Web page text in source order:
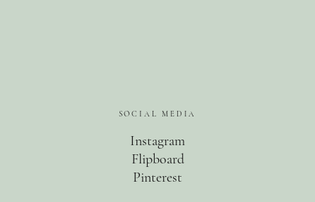
SOCIAL MEDIA
Instagram
Flipboard
Pinterest